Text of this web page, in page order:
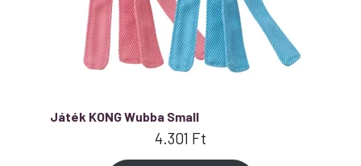
Játék KONG Wubba Small
4.301 Ft